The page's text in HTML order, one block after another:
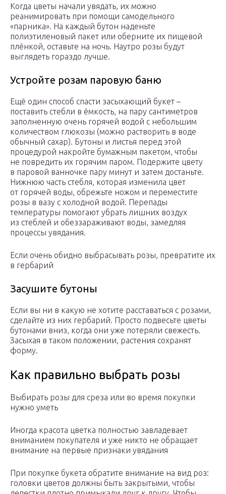
Когда цветы начали увядать, их можно
реанимировать при помощи самодельного
«парника». На каждый бутон наденьте
полиэтиленовый пакет или оберните их пищевой
плёнкой, оставьте на ночь. Наутро розы будут
выглядеть гораздо лучше.
Устройте розам паровую баню
Ещё один способ спасти засыхающий букет –
поставить стебли в ёмкость, на пару сантиметров
заполненную очень горячей водой с небольшим
количеством глюкозы (можно растворить в воде
обычный сахар). Бутоны и листья перед этой
процедурой накройте бумажным пакетом, чтобы
не повредить их горячим паром. Подержите цвету
в паровой ванночке пару минут и затем достаньте.
Нижнюю часть стебля, которая изменила цвет
от горячей воды, обрежьте ножом и переместите
розы в вазу с холодной водой. Перепады
температуры помогают убрать лишних воздух
из стеблей и обеззараживают воды, замедляя
процессы увядания.
Если очень обидно выбрасывать розы, превратите их
в гербарий
Засушите бутоны
Если вы ни в какую не хотите расставаться с розами,
сделайте из них гербарий. Просто подвесьте цветы
бутонами вниз, когда они уже потеряли свежесть.
Засыхая в таком положении, растения сохранят
форму.
Как правильно выбрать розы
Выбирать розы для среза или во время покупки
нужно уметь
Иногда красота цветка полностью завладевает
вниманием покупателя и уже никто не обращает
внимание на первые признаки увядания
При покупке букета обратите внимание на вид роз:
головки цветов должны быть закрытыми, чтобы